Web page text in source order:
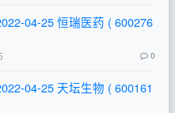
04-25 恒瑞医药 ( 600276
0
04-25 天坛生物 ( 600161